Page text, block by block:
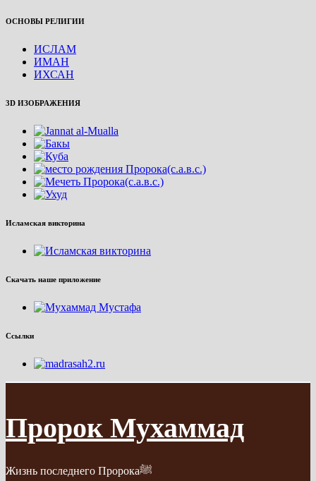
ОСНОВЫ РЕЛИГИИ
ИСЛАМ
ИМАН
ИХСАН
3D ИЗОБРАЖЕНИЯ
Исламская викторина
Скачать наше приложение
Ссылки
Пророк Мухаммад
Жизнь последнего Пророкаﷺ